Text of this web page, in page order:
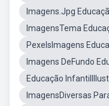
Imagens.Jpg
ImagensTema
PexelsImagens
Imagens DeFundo
Educação
ImagensDiversas